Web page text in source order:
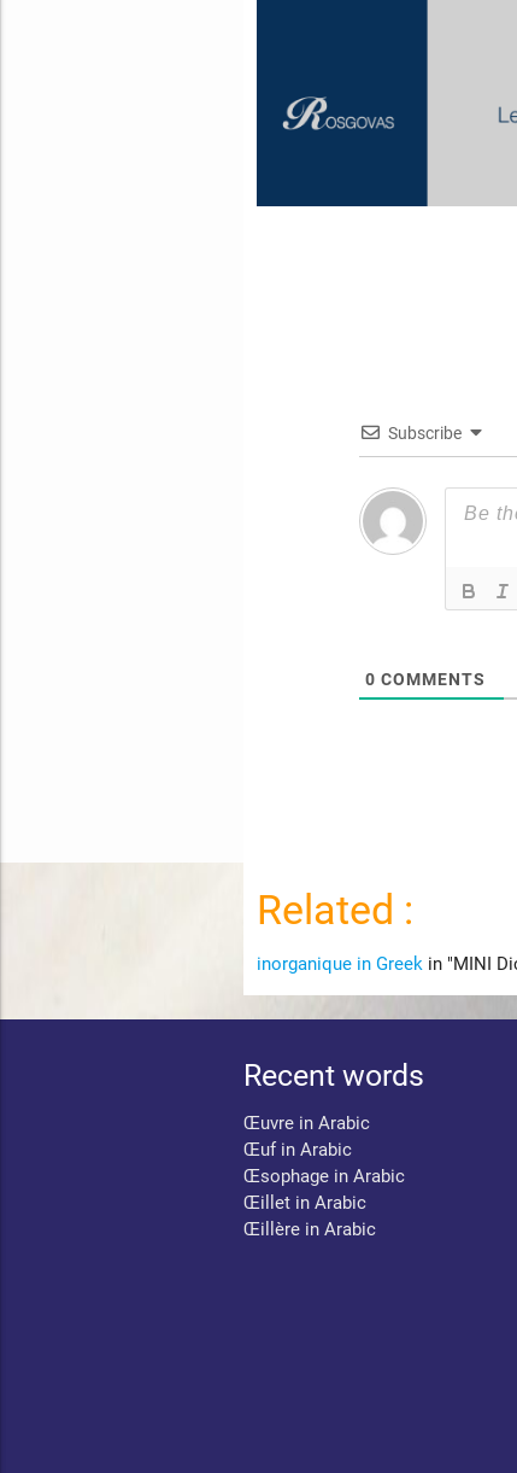
Subscribe
0 COMMENTS
Related :
inorganique in Greek in "MINI
Recent words
Œuvre in Arabic
Œuf in Arabic
Œsophage in Arabic
Œillet in Arabic
Œillère in Arabic